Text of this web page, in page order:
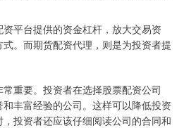
平台提供的资金杠杆，放大交易资
。而期货配资代理，则是为投资者提
重要。投资者在选择股票配资公司
丰富经验的公司。这样可以降低投资
投资者还应该仔细阅读公司的合同和